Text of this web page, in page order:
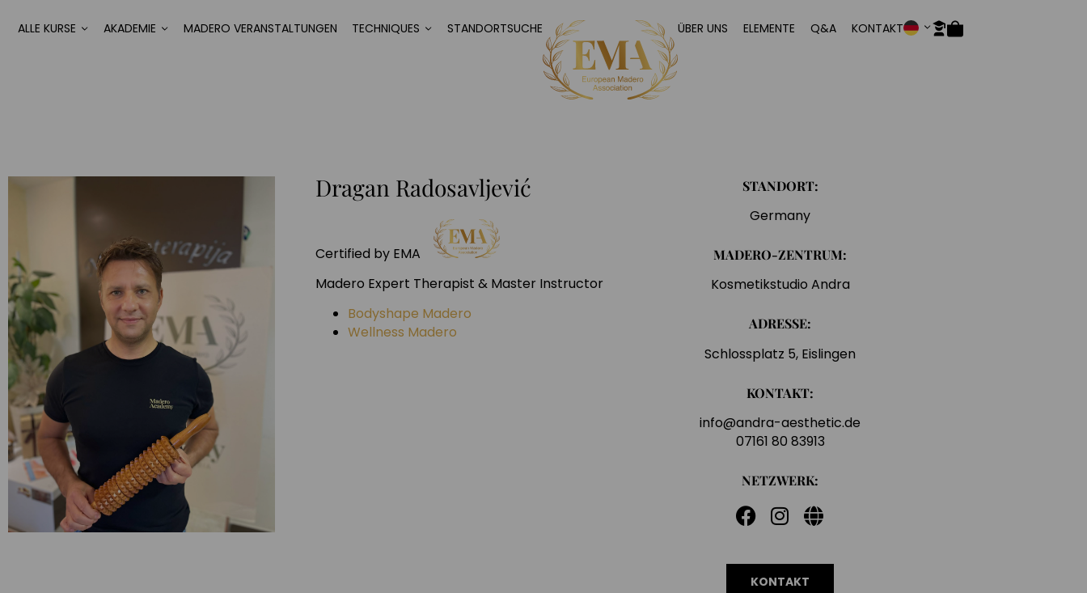
ALLE KURSE AKADEMIE MADERO VERANSTALTUNGEN TECHNIQUES STANDORTSUCHE ÜBER UNS ELEMENTE Q&A KONTAKT
Dragan Radosavljević
Certified by EMA
Madero Expert Therapist & Master Instructor
Bodyshape Madero
Wellness Madero
STANDORT:
Germany
MADERO-ZENTRUM:
Kosmetikstudio Andra
ADRESSE:
Schlossplatz 5, Eislingen
KONTAKT:
info@andra-aesthetic.de
07161 80 83913
NETZWERK:
KONTAKT